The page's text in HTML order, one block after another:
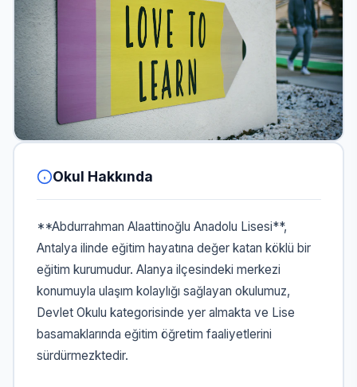
Okul Hakkında
**Abdurrahman Alaattinoğlu Anadolu Lisesi**,
Antalya ilinde eğitim hayatına değer katan köklü bir
eğitim kurumudur. Alanya ilçesindeki merkezi
konumuyla ulaşım kolaylığı sağlayan okulumuz,
Devlet Okulu kategorisinde yer almakta ve Lise
basamaklarında eğitim öğretim faaliyetlerini
sürdürmezktedir.